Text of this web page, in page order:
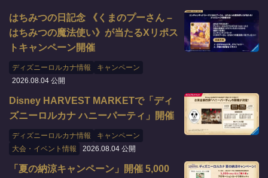
はちみつの日記念 《くまのプーさん –
はちみつの魔法使い》が当たるXリポス
トキャンペーン開催
ディズニーロルカナ情報
キャンペーン
2026.08.04 公開
Disney HARVEST MARKETで「ディ
ズニーロルカナ ハニーパーティ」開催
ディズニーロルカナ情報
キャンペーン
大会・イベント情報
2026.08.04 公開
「夏の納涼キャンペーン」開催 5,000